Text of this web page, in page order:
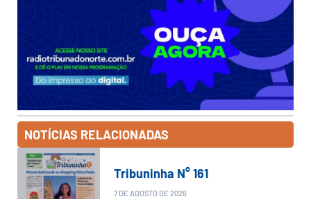
NOTÍCIAS RELACIONADAS
Tribuninha N° 161
7 DE AGOSTO DE 2026